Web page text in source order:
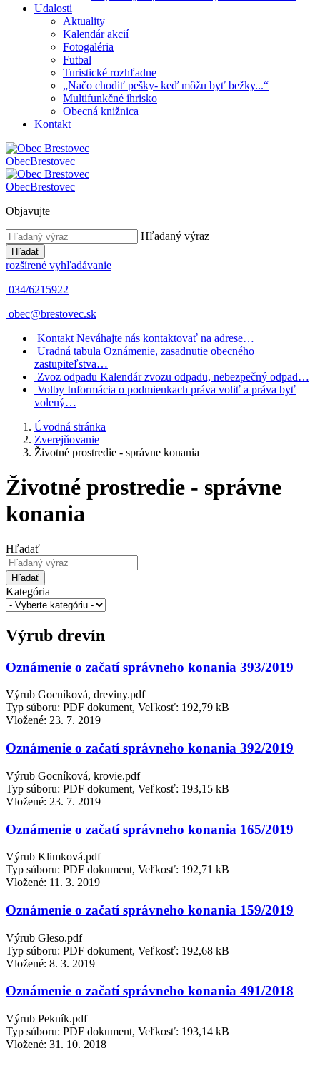
Udalosti
Aktuality
Kalendár akcií
Fotogaléria
Futbal
Turistické rozhľadne
„Načo chodiť pešky- keď môžu byť bežky...“
Multifunkčné ihrisko
Obecná knižnica
Kontakt
ObecBrestovec
ObecBrestovec
Objavujte
Hľadaný výraz
Hľadať
rozšírené vyhľadávanie
034/6215922
obec@brestovec.sk
Kontakt Neváhajte nás kontaktovať na adrese…
Uradná tabula Oznámenie, zasadnutie obecného
zastupiteľstva…
Zvoz odpadu Kalendár zvozu odpadu, nebezpečný odpad…
Volby Informácia o podmienkach práva voliť a práva byť
volený…
Úvodná stránka
Zverejňovanie
Životné prostredie - správne konania
Životné prostredie - správne
konania
Hľadať
Hľadať
Kategória
Výrub drevín
Oznámenie o začatí správneho konania 393/2019
Výrub Gocníková, dreviny.pdf
Typ súboru: PDF dokument, Veľkosť: 192,79 kB
Vložené: 23. 7. 2019
Oznámenie o začatí správneho konania 392/2019
Výrub Gocníková, krovie.pdf
Typ súboru: PDF dokument, Veľkosť: 193,15 kB
Vložené: 23. 7. 2019
Oznámenie o začatí správneho konania 165/2019
Výrub Klimková.pdf
Typ súboru: PDF dokument, Veľkosť: 192,71 kB
Vložené: 11. 3. 2019
Oznámenie o začatí správneho konania 159/2019
Výrub Gleso.pdf
Typ súboru: PDF dokument, Veľkosť: 192,68 kB
Vložené: 8. 3. 2019
Oznámenie o začatí správneho konania 491/2018
Výrub Pekník.pdf
Typ súboru: PDF dokument, Veľkosť: 193,14 kB
Vložené: 31. 10. 2018